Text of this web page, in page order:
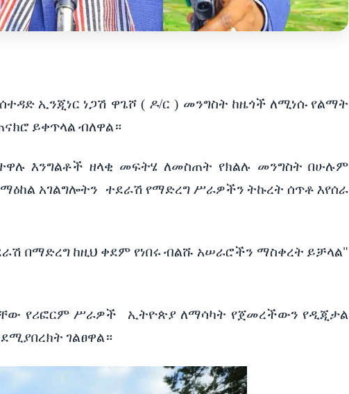
ኢንጂነር ነጋሽ ዋጌሾ( ዶ/ር ) መንግስት ከዜጎች ለሚነሱ የልማት
ይቀጥላል ብለዋል።
እንግልቶች ዘላቂ መፍትሄ ለመስጠት የክልሉ መንግስት በሁሉም
ማዕከል አገልግሎትን ተደራሽ የማድረግ ሥራዎችን ትኩረት ሰጥቶ እየሰራ
በማድረግ ከዚህ ቀደም የነበሩ ብልሹ አሠራሮችን ማስቀረት ይቻላል"
የሪፎርም ሥራዎች ኢትዮጵያ ለማሳካት የጀመረችውን የዲጂታል
ገልፀዋል።